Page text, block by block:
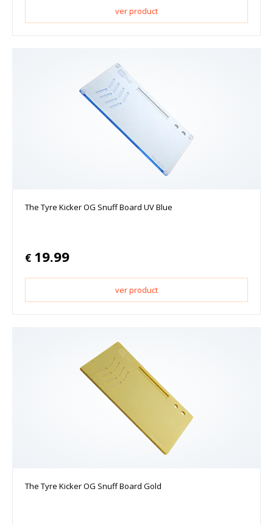
ver product
The Tyre Kicker OG Snuff Board UV Blue
€ 19.99
ver product
The Tyre Kicker OG Snuff Board Gold